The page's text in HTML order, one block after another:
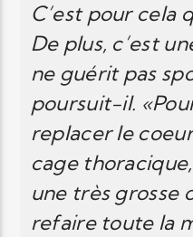
C’est pour cela
De plus, c’est
ne guérit pas
poursuit-il.
replacer le
cage
une très grosse
refaire toute la